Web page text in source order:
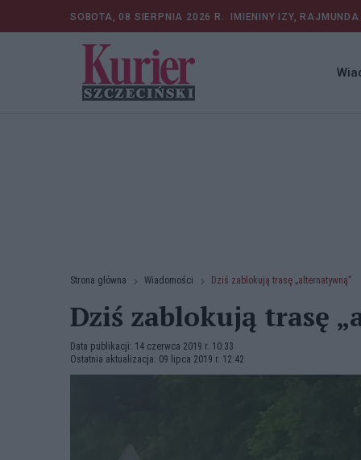
SOBOTA, 08 SIERPNIA 2026 R. IMIENINY IZY,
Strona główna Wiadomości Dziś zablokują trasę „alternatywną”
Dziś zablokują trasę
Data publikacji: 14 czerwca 2019 r. 10:33
Ostatnia aktualizacja: 09 lipca 2019 r. 12:42